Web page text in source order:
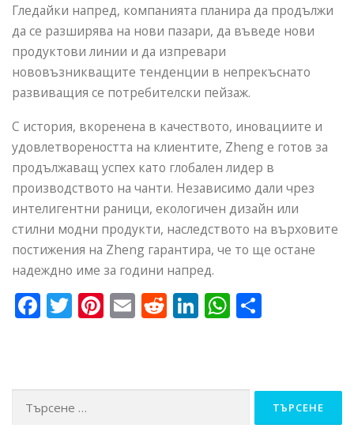
Гледайки напред, компанията планира да продължи
да се разширява на нови пазари, да въведе нови
продуктови линии и да изпревари
нововъзникващите тенденции в непрекъснато
развиващия се потребителски пейзаж.
С история, вкоренена в качеството, иновациите и
удовлетвореността на клиентите, Zheng е готов за
продължаващ успех като глобален лидер в
производството на чанти. Независимо дали чрез
интелигентни раници, екологичен дизайн или
стилни модни продукти, наследството на върховите
постижения на Zheng гарантира, че то ще остане
надеждно име за години напред.
Facebook
Twitter
Pinterest
EmailReddit
LinkedIn
WhatsApp